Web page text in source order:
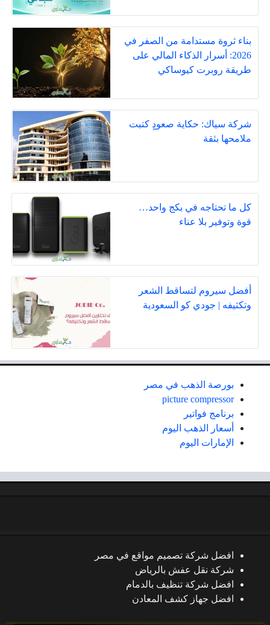
بناء ثروة مستدامة من الصفر في
2026: أسرار الذكاء المالي على
طريقة روبرت كيوساكي
شركة سياك: حكاية صعودٍ كتبت
ملامحها بثقة
كل ما تحتاجه في بكج واحد…
قوة وتوفير بلا عناء
أفضل سيروم لتساقط الشعر
وتكثيفه | جودي كو السعودية
بورصة الذهب في مصر
picture compressor
برنامج فواتير
أسعار الذهب اليوم
الإمارات اليوم
افضل شركة تصميم مواقع في مصر
شركة نقل عفش بالرياض
افضل شركة تنظيف بالدمام
افضل جهاز كشف المعادن